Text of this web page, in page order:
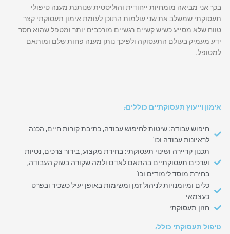
בכך אני מביאה מומחיות ייחודית והוליסטית שנותנת מענה טיפולי
תעסוקתי שמשלב את שני עולמות התוכן לעומת אימון תעסוקתי קצר
טווח שלא מסייע כשיש קשיים רגשיים מורכבים יותר ומטפל שהוא חסר
ידע מעמיק בעולם התעסוקה ולפיכך נותן מענה פחות שלם ומותאם
למטופל.
אימון וייעוץ תעסוקתיים כוללים:
חיפוש עבודה: שיטות לחיפוש עבודה, כתיבת קורות חיים, הכנה
לראיונות עבודה וכו'
תכנון קריירה ושינוי תעסוקתי: בחירת מקצוע, בירור צרכים, נטיות
וערכים תעסוקתיים בהתאם לאדם ולמה שקורה בשוק העבודה,
בחירת מוסד לימודים וכו'
כלים ומיומנויות לניהול זמן ומשימות באופן יעיל כשכיר ובפרט
כעצמאי
חזון תעסוקתי
טיפול תעסוקתי כולל: